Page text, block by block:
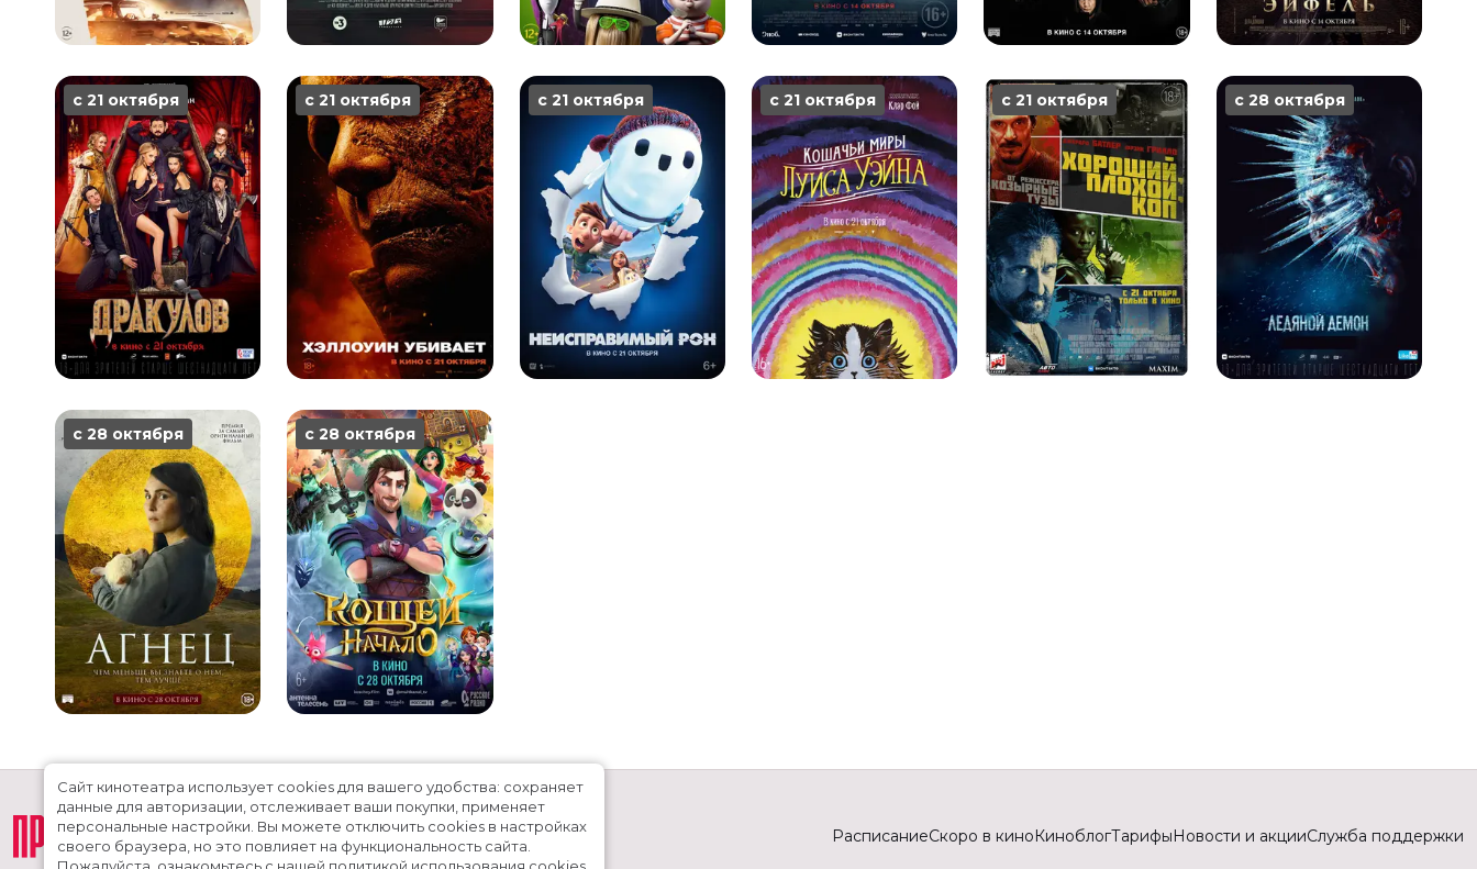
с 21 октября с 21 октября с 21 октября с 21 октября с 21 октября с 28 октября
с 28 октября с 28 октября
РасписаниеСкоро в киноКиноблогТарифыНовости и акцииСлужба поддержки
Сайт кинотеатра использует cookies для вашего удобства: сохраняет
данные для авторизации, отслеживает ваши покупки, применяет
персональные настройки. Вы можете отключить cookies в настройках
своего браузера, но это повлияет на функциональность сайта.